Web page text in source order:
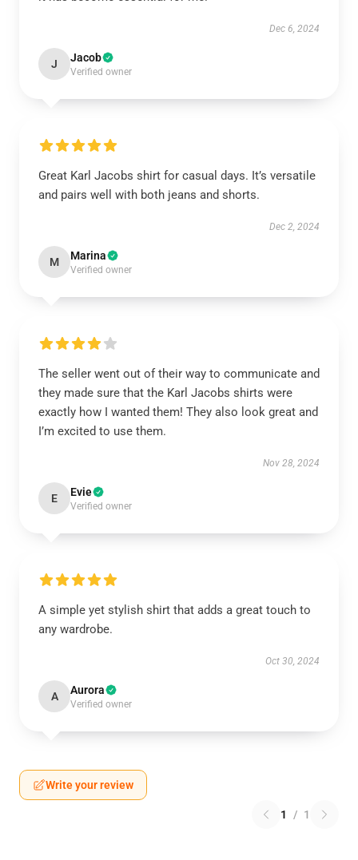
Dec 6, 2024
J Jacob
Verified owner
Great Karl Jacobs shirt for casual days. It’s versatile
and pairs well with both jeans and shorts.
Dec 2, 2024
M Marina
Verified owner
The seller went out of their way to communicate and
they made sure that the Karl Jacobs shirts were
exactly how I wanted them! They also look great and
I’m excited to use them.
Nov 28, 2024
E Evie
Verified owner
A simple yet stylish shirt that adds a great touch to
any wardrobe.
Oct 30, 2024
A Aurora
Verified owner
Write your review
1 / 1